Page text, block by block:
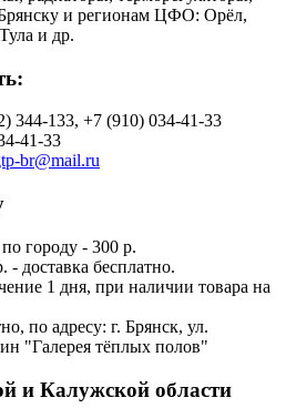
и регионам ЦФО: Орёл,
и др.
344-133, +7 (910) 034-41-33
41-33
br@mail.ru
городу - 300 р.
- доставка бесплатно.
1 дня, при наличии товара на
по адресу: г. Брянск, ул.
"Галерея тёплых полов"
и Калужской области